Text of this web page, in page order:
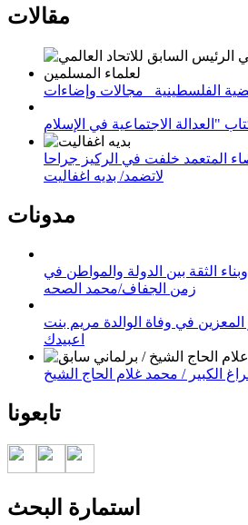
مقالات
الفلسطينية_ مجالات وإضاءات
المتعمد خلفت في الركيز جراحا
لاتضمد/ بديه اغفاليت
مدونات
الثقة بين الدولة والمواطن في
زمن الجفاف/محمد الصحه
في وفاة الوالدة مريم بنت
اعبيدك
الكبير / محمد غلام الحاج الشيخ
تابعونا
استمارة البحث